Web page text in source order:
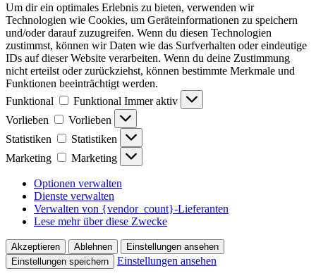
Um dir ein optimales Erlebnis zu bieten, verwenden wir
Technologien wie Cookies, um Geräteinformationen zu speichern
und/oder darauf zuzugreifen. Wenn du diesen Technologien
zustimmst, können wir Daten wie das Surfverhalten oder eindeutige
IDs auf dieser Website verarbeiten. Wenn du deine Zustimmung
nicht erteilst oder zurückziehst, können bestimmte Merkmale und
Funktionen beeinträchtigt werden.
Funktional
Funktional Immer aktiv
Vorlieben
Vorlieben
Statistiken
Statistiken
Marketing
Marketing
Optionen verwalten
Dienste verwalten
Verwalten von {vendor_count}-Lieferanten
Lese mehr über diese Zwecke
Akzeptieren Ablehnen
Einstellungen ansehen
Einstellungen speichern
Einstellungen ansehen